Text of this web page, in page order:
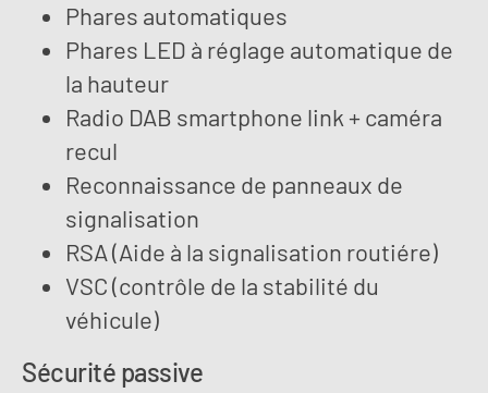
Phares automatiques
Phares LED à réglage automatique de
la hauteur
Radio DAB smartphone link + caméra
recul
Reconnaissance de panneaux de
signalisation
RSA (Aide à la signalisation routiére)
VSC (contrôle de la stabilité du
véhicule)
Sécurité passive